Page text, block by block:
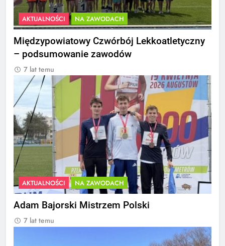
AKTUALNOŚCI NA ZAWODACH
Międzypowiatowy Czwórbój Lekkoatletyczny
– podsumowanie zawodów
7 lat temu
AKTUALNOŚCI NA ZAWODACH
Adam Bajorski Mistrzem Polski
7 lat temu